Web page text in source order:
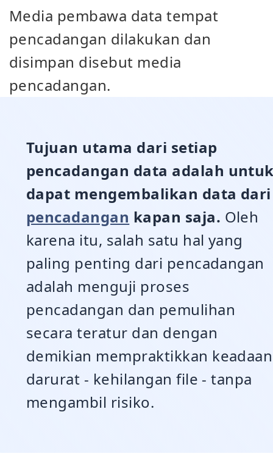
Media pembawa data tempat
pencadangan dilakukan dan
disimpan disebut media
pencadangan.
Tujuan utama dari setiap
pencadangan data adalah
dapat mengembalikan data dari
pencadangan kapan saja. Oleh
karena itu, salah satu hal yang
paling penting dari pencadangan
adalah menguji proses
pencadangan dan pemulihan
secara teratur dan dengan
demikian mempraktikkan keadaan
darurat - kehilangan file - tanpa
mengambil risiko.